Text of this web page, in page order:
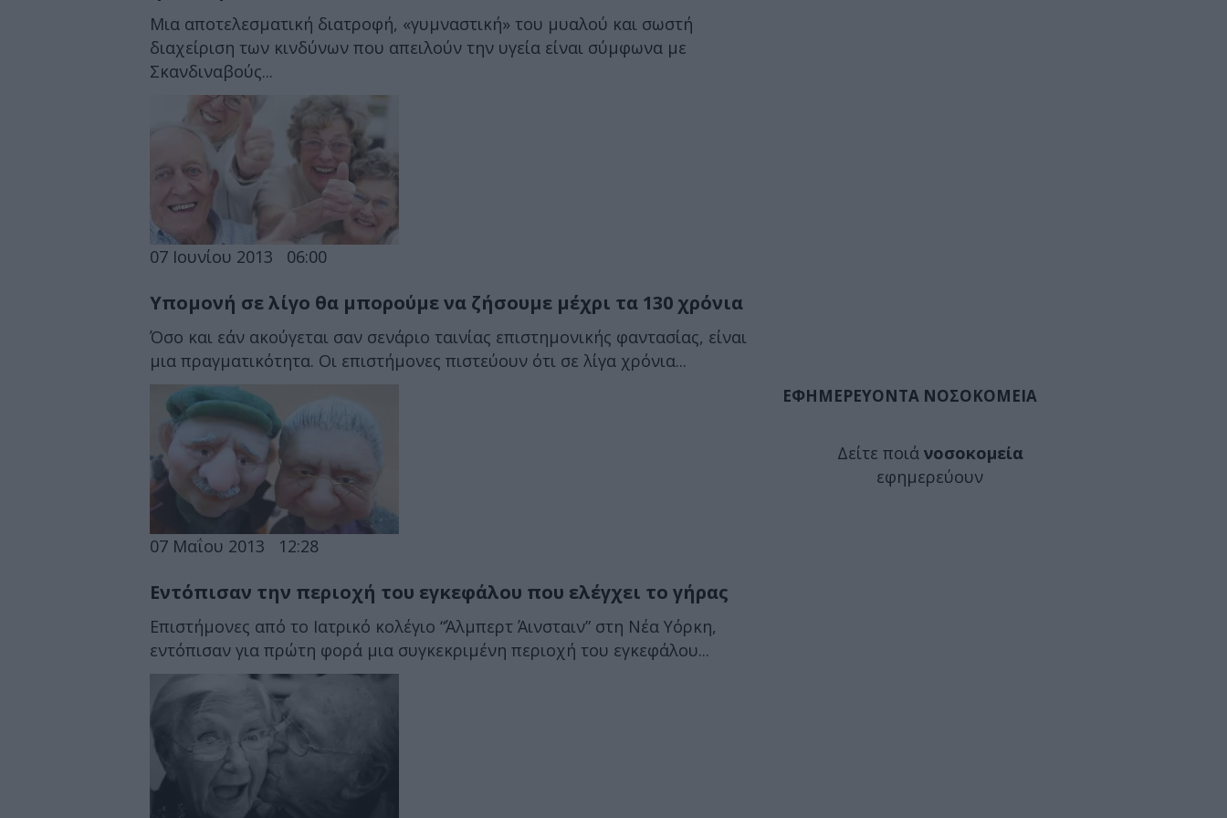
Μια αποτελεσματική διατροφή, «γυμναστική» του μυαλού και σωστή
διαχείριση των κινδύνων που απειλούν την υγεία είναι σύμφωνα με
Σκανδιναβούς...
07 Ιουνίου 2013 06:00
Υπομονή σε λίγο θα μπορούμε να ζήσουμε μέχρι τα 130 χρόνια
Όσο και εάν ακούγεται σαν σενάριο ταινίας επιστημονικής φαντασίας, είναι
μια πραγματικότητα. Οι επιστήμονες πιστεύουν ότι σε λίγα χρόνια...
07 Μαΐου 2013 12:28
Εντόπισαν την περιοχή του εγκεφάλου που ελέγχει το γήρας
Επιστήμονες από το Ιατρικό κολέγιο “Άλμπερτ Άινσταιν” στη Νέα Υόρκη,
εντόπισαν για πρώτη φορά μια συγκεκριμένη περιοχή του εγκεφάλου...
ΕΦΗΜΕΡΕΥΟΝΤΑ ΝΟΣΟΚΟΜΕΙΑ
Δείτε ποιά νοσοκομεία
εφημερεύουν